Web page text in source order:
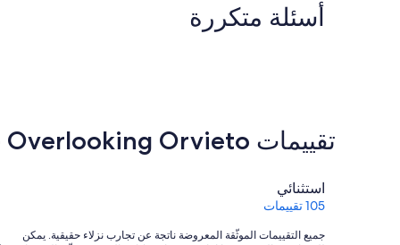
أسئلة متكررة
تقييمات ⁦Beautiful and Cosy Countryhouse Overlooking Orvieto⁩
التقييمات
استثنائي
105 تقييمات
جميع التقييمات الموثّقة المعروضة ناتجة عن تجارب نزلاء حقيقية. يمكن